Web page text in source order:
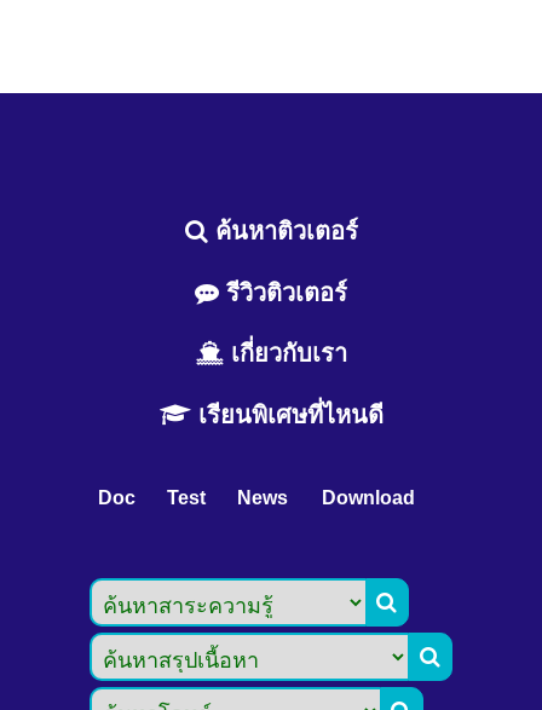
ค้นหาติวเตอร์
รีวิวติวเตอร์
เกี่ยวกับเรา
เรียนพิเศษที่ไหนดี
Doc Test News Download

